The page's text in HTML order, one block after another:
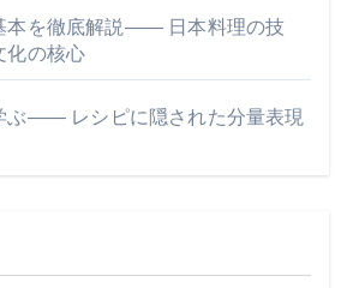
本を徹底解説―― 日本料理の技
化の核心
ぶ―― レシピに隠された分量表現